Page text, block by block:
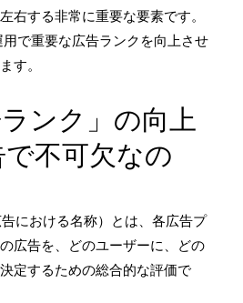
右する非常に重要な要素です。
で重要な広告ランクを向上させ
す。
ンク」の向上
不可欠なの
における名称）とは、各広告プ
広告を、どのユーザーに、どの
定するための総合的な評価で